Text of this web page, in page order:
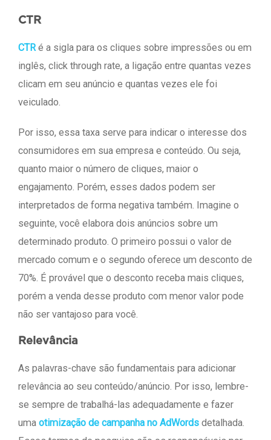
CTR
CTRé a sigla para os cliques sobre impressões ou em
inglês, click through rate, a ligação entre quantas vezes
clicam em seu anúncio e quantas vezes ele foi
veiculado.
Por isso, essa taxa serve para indicar o interesse dos
consumidores em sua empresa e conteúdo. Ou seja,
quanto maior o número de cliques, maior o
engajamento. Porém, esses dados podem ser
interpretados de forma negativa também. Imagine o
seguinte, você elabora dois anúncios sobre um
determinado produto. O primeiro possui o valor de
mercado comum e o segundo oferece um desconto de
70%. É provável que o desconto receba mais cliques,
porém a venda desse produto com menor valor pode
não ser vantajoso para você.
Relevância
As palavras-chave são fundamentais para adicionar
relevância ao seu conteúdo/anúncio. Por isso, lembre-
se sempre de trabalhá-las adequadamente e fazer
uma otimização de campanha no AdWords detalhada.